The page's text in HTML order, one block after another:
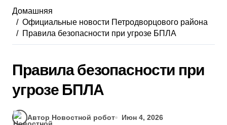
Домашняя
Официальные новости Петродворцового района
Правила безопасности при угрозе БПЛА
Правила безопасности при
угрозе БПЛА
Автор Новостной робот
Июн 4, 2026